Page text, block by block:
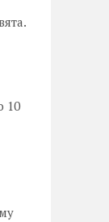
10